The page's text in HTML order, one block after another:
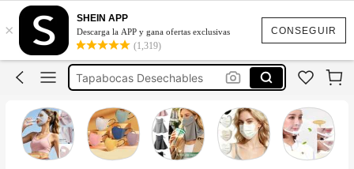
CONSEGUIR
×
SHEIN APP
Descarga la APP y gana ofertas exclusivas
(1,319)
Cubre Bocas
Cubrebocas
Tapabocas
Tapabocas Desechables
Cubre Bocas
Cubrebocas